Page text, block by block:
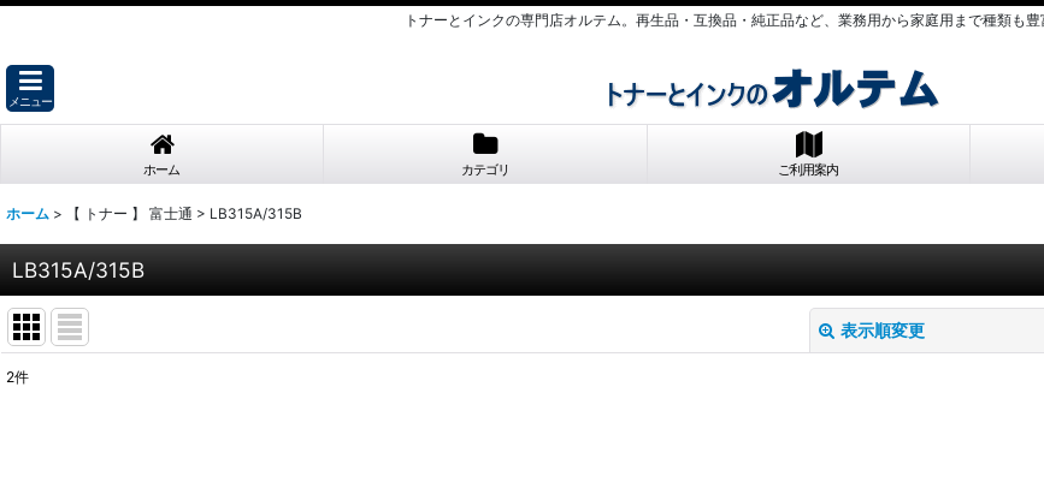
トナーとインクの専門店オルテム。再生品・互換品・純正品など、業務用から家庭用まで種類も豊
メニュー
ホーム カテゴリ ご利用案内
ホーム > 【 トナー 】 富士通 > LB315A/315B
LB315A/315B
表示順変更
2件